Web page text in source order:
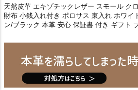
天然皮革 エキゾチックレザー スモール ク
財布 小銭入れ付き ポロサス 束入れ ホワイ
ン/ブラック 本革 安心 保証書 付き ギフト